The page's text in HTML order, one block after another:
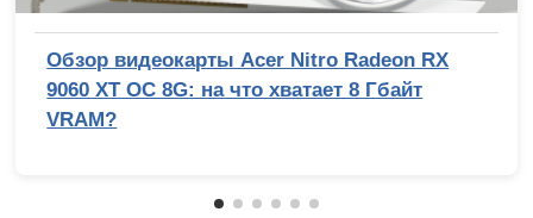
Обзор видеокарты Acer Nitro Radeon RX
9060 XT OC 8G: на что хватает 8 Гбайт
VRAM?